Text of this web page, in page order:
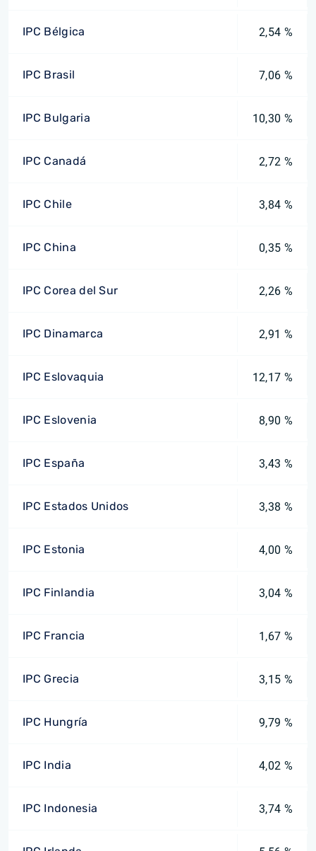
IPC Bélgica 2,54 %
IPC Brasil 7,06 %
IPC Bulgaria 10,30 %
IPC Canadá 2,72 %
IPC Chile 3,84 %
IPC China 0,35 %
IPC Corea del Sur 2,26 %
IPC Dinamarca 2,91 %
IPC Eslovaquia 12,17 %
IPC Eslovenia 8,90 %
IPC España 3,43 %
IPC Estados Unidos 3,38 %
IPC Estonia 4,00 %
IPC Finlandia 3,04 %
IPC Francia 1,67 %
IPC Grecia 3,15 %
IPC Hungría 9,79 %
IPC India 4,02 %
IPC Indonesia 3,74 %